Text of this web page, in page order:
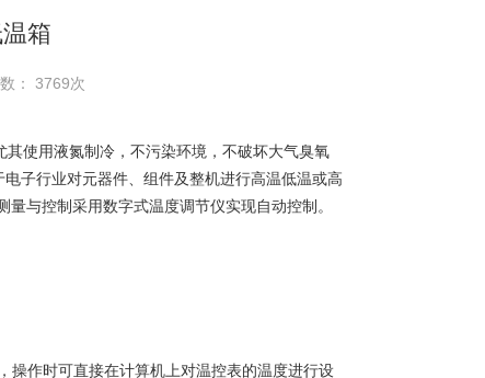
箱
： 3769次
使用液氮制冷，不污染环境，不破坏大气臭氧
子行业对元器件、组件及整机进行高温低温或高
与控制采用数字式温度调节仪实现自动控制。
作时可直接在计算机上对温控表的温度进行设